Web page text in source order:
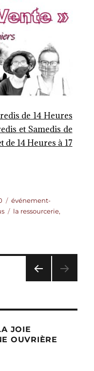
de 14 Heures
et Samedis de
de 14 Heures à 17
événement-
la ressourcerie,
CÉD
E
JOIE
OUVRIÈRE